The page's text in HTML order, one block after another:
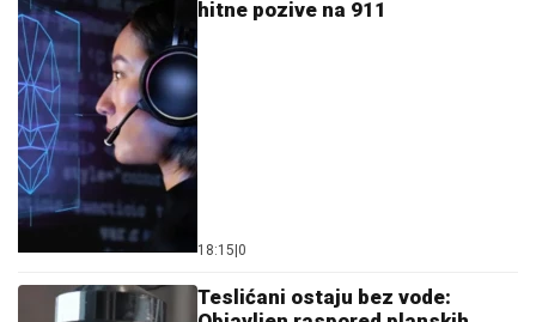
hitne pozive na 911
18:15 0
Teslićani ostaju bez vode: